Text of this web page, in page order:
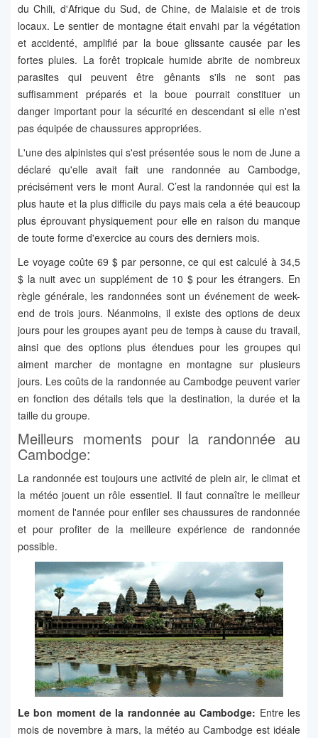
du Chili, d'Afrique du Sud, de Chine, de Malaisie et de trois
locaux. Le sentier de montagne était envahi par la végétation
et accidenté, amplifié par la boue glissante causée par les
fortes pluies. La forêt tropicale humide abrite de nombreux
parasites qui peuvent être gênants s'ils ne sont pas
suffisamment préparés et la boue pourrait constituer un
danger important pour la sécurité en descendant si elle n'est
pas équipée de chaussures appropriées.
L'une des alpinistes qui s'est présentée sous le nom de June a
déclaré qu'elle avait fait une randonnée au Cambodge,
précisément vers le mont Aural. C’est la randonnée qui est la
plus haute et la plus difficile du pays mais cela a été beaucoup
plus éprouvant physiquement pour elle en raison du manque
de toute forme d'exercice au cours des derniers mois.
Le voyage coûte 69 $ par personne, ce qui est calculé à 34,5
$ la nuit avec un supplément de 10 $ pour les étrangers. En
règle générale, les randonnées sont un événement de week-
end de trois jours. Néanmoins, il existe des options de deux
jours pour les groupes ayant peu de temps à cause du travail,
ainsi que des options plus étendues pour les groupes qui
aiment marcher de montagne en montagne sur plusieurs
jours. Les coûts de la randonnée au Cambodge peuvent varier
en fonction des détails tels que la destination, la durée et la
taille du groupe.
Meilleurs moments pour la randonnée au
Cambodge:
La randonnée est toujours une activité de plein air, le climat et
la météo jouent un rôle essentiel. Il faut connaître le meilleur
moment de l'année pour enfiler ses chaussures de randonnée
et pour profiter de la meilleure expérience de randonnée
possible.
Le bon moment de la randonnée au Cambodge: Entre les
mois de novembre à mars, la météo au Cambodge est idéale